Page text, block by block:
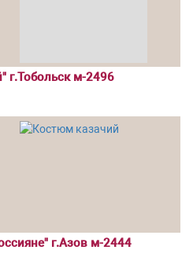
г.Тобольск м-2496
г.Азов м-2444